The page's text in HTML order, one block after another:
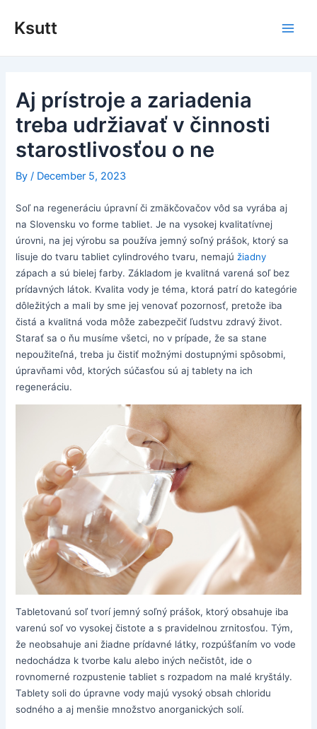
Ksutt
Aj prístroje a zariadenia
treba udržiavať v činnosti
starostlivosťou o ne
By/ December 5, 2023
Soľ na regeneráciu úpravní či zmäkčovačov vôd sa vyrába aj
na Slovensku vo forme tabliet. Je na vysokej kvalitatívnej
úrovni, na jej výrobu sa používa jemný soľný prášok, ktorý sa
lisuje do tvaru tabliet cylindrového tvaru, nemajú žiadny
zápach a sú bielej farby. Základom je kvalitná varená soľ bez
prídavných látok. Kvalita vody je téma, ktorá patrí do kategórie
dôležitých a mali by sme jej venovať pozornosť, pretože iba
čistá a kvalitná voda môže zabezpečiť ľudstvu zdravý život.
Starať sa o ňu musíme všetci, no v prípade, že sa stane
nepoužiteľná, treba ju čistiť možnými dostupnými spôsobmi,
úpravňami vôd, ktorých súčasťou sú aj tablety na ich
regeneráciu.
Tabletovanú soľ tvorí jemný soľný prášok, ktorý obsahuje iba
varenú soľ vo vysokej čistote a s pravidelnou zrnitosťou. Tým,
že neobsahuje ani žiadne prídavné látky, rozpúšťaním vo vode
nedochádza k tvorbe kalu alebo iných nečistôt, ide o
rovnomerné rozpustenie tabliet s rozpadom na malé kryštály.
Tablety soli do úpravne vody majú vysoký obsah chloridu
sodného a aj menšie množstvo anorganických solí.